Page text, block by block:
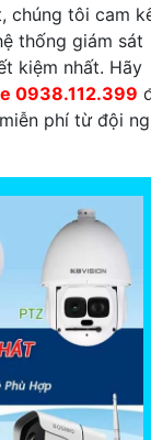
chúng tôi cam
thống giám sát
kiệm nhất. Hãy
0938.112.399
phí từ đội